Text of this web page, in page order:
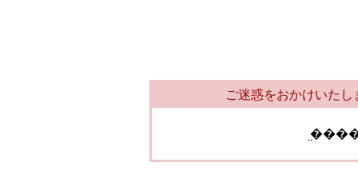
ご迷惑をおかけいた